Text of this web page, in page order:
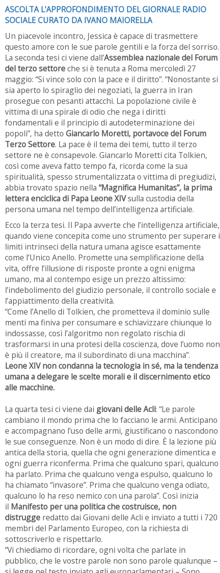
ASCOLTA L'APPROFONDIMENTO DEL GIORNALE RADIO
SOCIALE CURATO DA IVANO MAIORELLA
Un piacevole incontro, Jessica è capace di trasmettere
questo amore con le sue parole gentili e la forza del sorriso.
La seconda tesi ci viene dall’Assemblea nazionale del Forum
del terzo settoreche si è tenuta a Roma mercoledì 27
maggio: “Si vince solo con la pace e il diritto”. “Nonostante si
sia aperto lo spiraglio dei negoziati, la guerra in Iran
prosegue con pesanti attacchi. La popolazione civile è
vittima di una spirale di odio che nega i diritti
fondamentali e il principio di autodeterminazione dei
popoli”, ha detto Giancarlo Moretti, portavoce del Forum
Terzo Settore. La pace è il tema dei temi, tutto il terzo
settore ne è consapevole. Giancarlo Moretti cita Tolkien,
così come aveva fatto tempo fa, ricorda come la sua
spiritualità, spesso strumentalizzata o vittima di pregiudizi,
abbia trovato spazio nella “Magnifica Humanitas”, la prima
lettera enciclica di Papa Leone XIVsulla custodia della
persona umana nel tempo dell’intelligenza artificiale.
Ecco la terza tesi. Il Papa avverte che l’intelligenza artificiale,
quando viene concepita come uno strumento per superare i
limiti intrinseci della natura umana agisce esattamente
come l’Unico Anello. Promette una semplificazione della
vita, offre l’illusione di risposte pronte a ogni enigma
umano, ma al contempo esige un prezzo altissimo:
l’indebolimento del giudizio personale, il controllo sociale e
l’appiattimento della creatività.
“Come l’Anello di Tolkien, che prometteva il dominio sulle
menti ma finiva per consumare e schiavizzare chiunque lo
indossasse, così l’algoritmo non regolato rischia di
trasformarsi in una protesi della coscienza, dove l’uomo non
è più il creatore, ma il subordinato di una macchina”.
Leone XIV non condanna la tecnologia in sé, ma la tendenza
umana a delegare le scelte morali e il discernimento etico
alle macchine.
La quarta tesi ci viene dai giovani delle Acli: “Le parole
cambiano il mondo prima che lo facciano le armi. Anticipano
e accompagnano l’uso delle armi, giustificano o nascondono
le sue conseguenze. Non è un modo di dire. È la lezione più
antica della storia, quella che ogni generazione dimentica e
ogni guerra riconferma. Prima che qualcuno spari, qualcuno
ha parlato. Prima che qualcuno venga espulso, qualcuno lo
ha chiamato “invasore”. Prima che qualcuno venga odiato,
qualcuno lo ha reso nemico con una parola”. Così inizia
il Manifesto per una politica che costruisce, non
distrugge redatto dai Giovani delle Acli e inviato a tutti i 720
membri del Parlamento Europeo, con la richiesta di
sottoscriverlo e rispettarlo.
“Vi chiediamo di ricordare, ogni volta che parlate in
pubblico, che le vostre parole non sono parole qualunque –